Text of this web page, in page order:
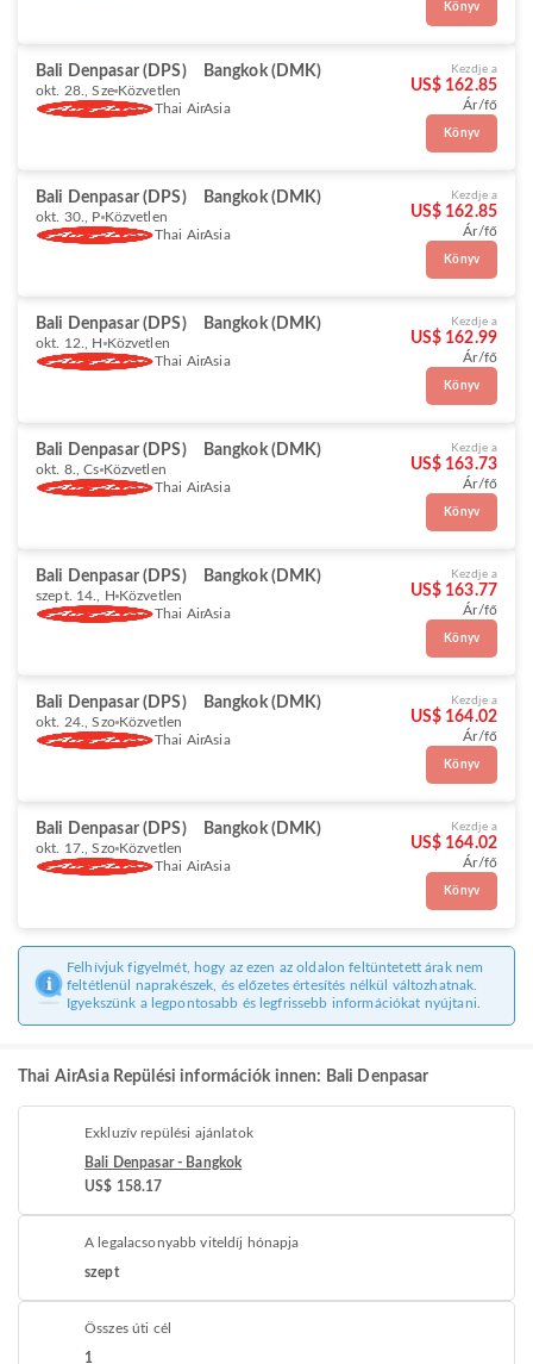
Könyv
Bali Denpasar (DPS) Bangkok (DMK)
okt. 28., Sze Közvetlen
Thai AirAsia
Kezdje a
US$ 162.85
Ár/fő
Könyv
Bali Denpasar (DPS) Bangkok (DMK)
okt. 30., P Közvetlen
Thai AirAsia
Kezdje a
US$ 162.85
Ár/fő
Könyv
Bali Denpasar (DPS) Bangkok (DMK)
okt. 12., H Közvetlen
Thai AirAsia
Kezdje a
US$ 162.99
Ár/fő
Könyv
Bali Denpasar (DPS) Bangkok (DMK)
okt. 8., Cs Közvetlen
Thai AirAsia
Kezdje a
US$ 163.73
Ár/fő
Könyv
Bali Denpasar (DPS) Bangkok (DMK)
szept. 14., H Közvetlen
Thai AirAsia
Kezdje a
US$ 163.77
Ár/fő
Könyv
Bali Denpasar (DPS) Bangkok (DMK)
okt. 24., Szo Közvetlen
Thai AirAsia
Kezdje a
US$ 164.02
Ár/fő
Könyv
Bali Denpasar (DPS) Bangkok (DMK)
okt. 17., Szo Közvetlen
Thai AirAsia
Kezdje a
US$ 164.02
Ár/fő
Könyv
Felhívjuk figyelmét, hogy az ezen az oldalon feltüntetett árak nem
feltétlenül naprakészek, és előzetes értesítés nélkül változhatnak.
Igyekszünk a legpontosabb és legfrissebb információkat nyújtani.
Thai AirAsia Repülési információk innen: Bali Denpasar
Exkluzív repülési ajánlatok
Bali Denpasar - Bangkok
US$ 158.17
A legalacsonyabb viteldíj hónapja
szept
Összes úti cél
1